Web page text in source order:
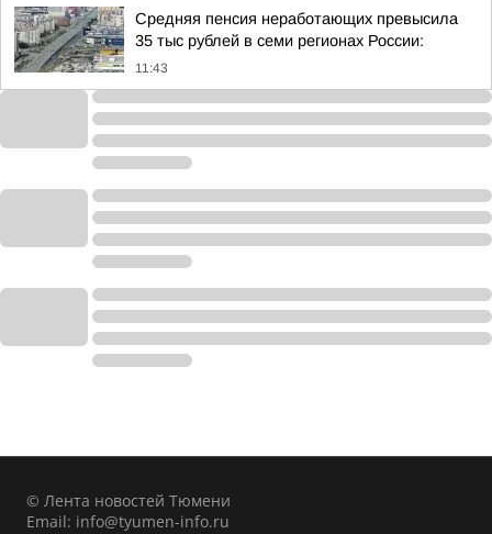
Средняя пенсия неработающих превысила
35 тыс рублей в семи регионах России:
11:43
© Лента новостей Тюмени
Email: info@tyumen-info.ru